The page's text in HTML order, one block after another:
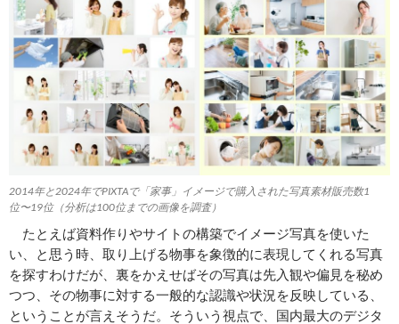
2014年と2024年でPIXTAで「家事」イメージで購入された写真素材販売数1
位〜19位（分析は100位までの画像を調査）
たとえば資料作りやサイトの構築でイメージ写真を使いた
い、と思う時、取り上げる物事を象徴的に表現してくれる写真
を探すわけだが、裏をかえせばその写真は先入観や偏見を秘め
つつ、その物事に対する一般的な認識や状況を反映している、
ということが言えそうだ。そういう視点で、国内最大のデジタ